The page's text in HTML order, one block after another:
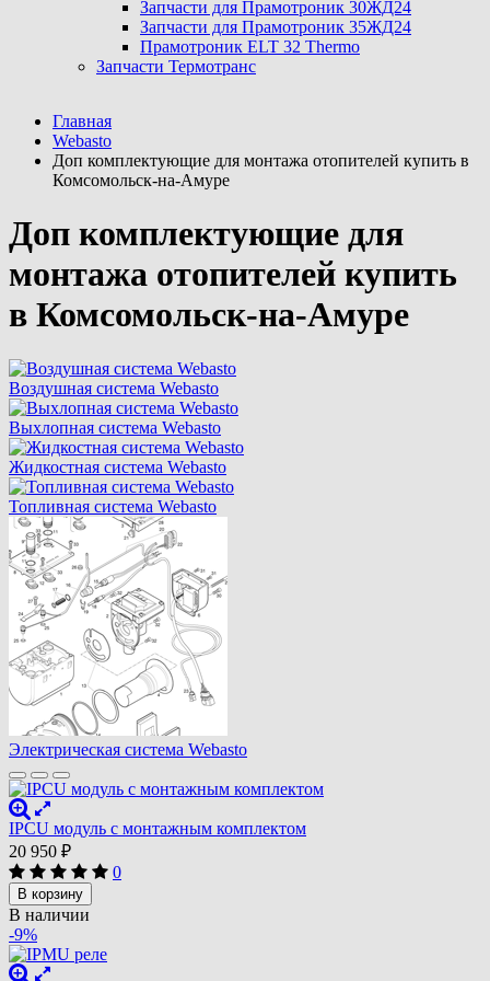
Запчасти для Прамотроник 30ЖД24
Запчасти для Прамотроник 35ЖД24
Прамотроник ELT 32 Thermo
Запчасти Термотранс
Главная
Webasto
Доп комплектующие для монтажа отопителей купить в
Комсомольск-на-Амуре
Доп комплектующие для
монтажа отопителей купить
в Комсомольск-на-Амуре
Воздушная система Webasto
Выхлопная система Webasto
Жидкостная система Webasto
Топливная система Webasto
Электрическая система Webasto
IPCU модуль с монтажным комплектом
20 950 ₽
0
В корзину
В наличии
-9%